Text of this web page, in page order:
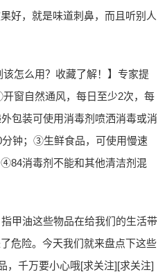
好，就是味道刺鼻，而且听别人
该怎么用？收藏了解！】专家提
窗自然通风，每日至少2次，每
包装可使用消毒剂喷洒消毒或消
钟；③生鲜食品，可使用慢速
消毒剂不能和其他清洁剂混
甲油这些物品在给我们的生活带
危险。今天我们就来盘点下这些
，千万要小心哦[求关注][求关注]